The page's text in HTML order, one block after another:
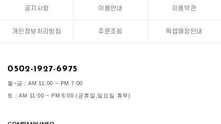
공지사항 이용안내 이용약관
개인정보처리방침 주문조회 픽업매장안내
0502-1927-6975
월~금 : AM 11:00 ~ PM 7:00
토 : AM 11:00 ~ PM 6:00 (공휴일,일요일 휴무)